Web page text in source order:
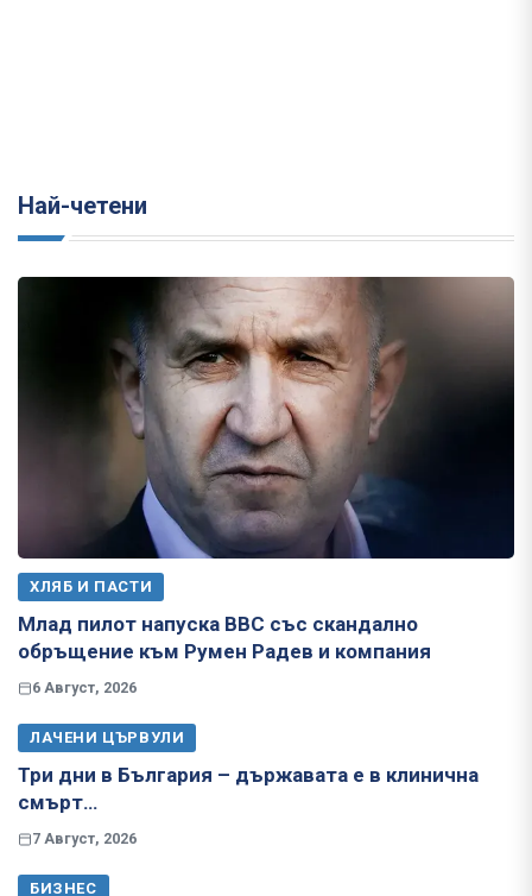
Най-четени
ХЛЯБ И ПАСТИ
Млад пилот напуска ВВС със скандално
обръщение към Румен Радев и компания
6 Август, 2026
ЛАЧЕНИ ЦЪРВУЛИ
Три дни в България – държавата е в клинична
смърт…
7 Август, 2026
БИЗНЕС